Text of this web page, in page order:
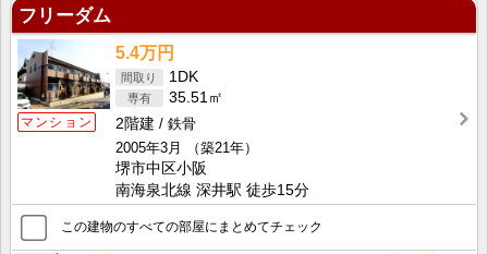
フリーダム
マンション
5.4万円
1DK
35.51㎡
2階建
鉄骨
2005年3月
（築21年）
堺市中区小阪
南海泉北線 深井駅 徒歩15分
この建物のすべての部屋にまとめてチェック